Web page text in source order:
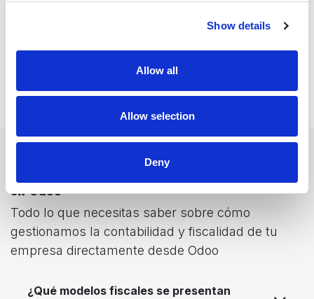
Show details
Allow all
Allow selection
Deny
Preguntas frecuentes sobre asesoría contable
en Odoo
Todo lo que necesitas saber sobre cómo
gestionamos la contabilidad y fiscalidad de tu
empresa directamente desde Odoo
¿Qué modelos fiscales se presentan